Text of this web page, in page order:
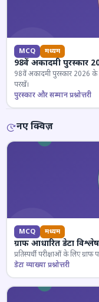
MCQ मध्यम
98वें अकादमी पुरस्कार
98वें अकादमी पुरस्कार 2026 के
परखें।
पुरस्कार और सम्मान प्रश्नोत्तरी
नए क्विज़
MCQ मध्यम
ग्राफ आधारित डेटा
प्रतिस्पर्धी परीक्षाओं के लिए
डेटा व्याख्या प्रश्नोत्तरी